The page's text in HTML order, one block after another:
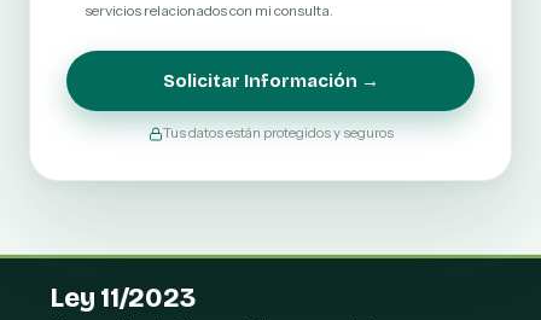
servicios relacionados con mi consulta.
Solicitar Información →
Tus datos están protegidos y seguros
Ley 11/2023